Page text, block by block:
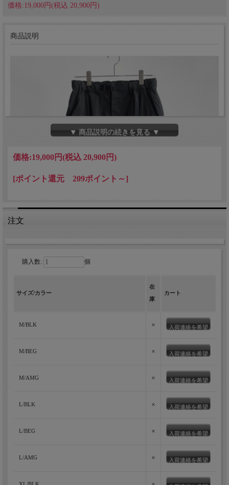
価格:19,000円(税込 20,900円)
商品説明
▼ 商品説明の続きを見る ▼
価格:19,000円(税込 20,900円)
[ポイント還元 209ポイント～]
注文
購入数: 個
サイズ/カラー
在
庫
カート
M/BLK × 入荷連絡を希望
M/BEG × 入荷連絡を希望
M/AMG × 入荷連絡を希望
L/BLK × 入荷連絡を希望
L/BEG × 入荷連絡を希望
L/AMG × 入荷連絡を希望